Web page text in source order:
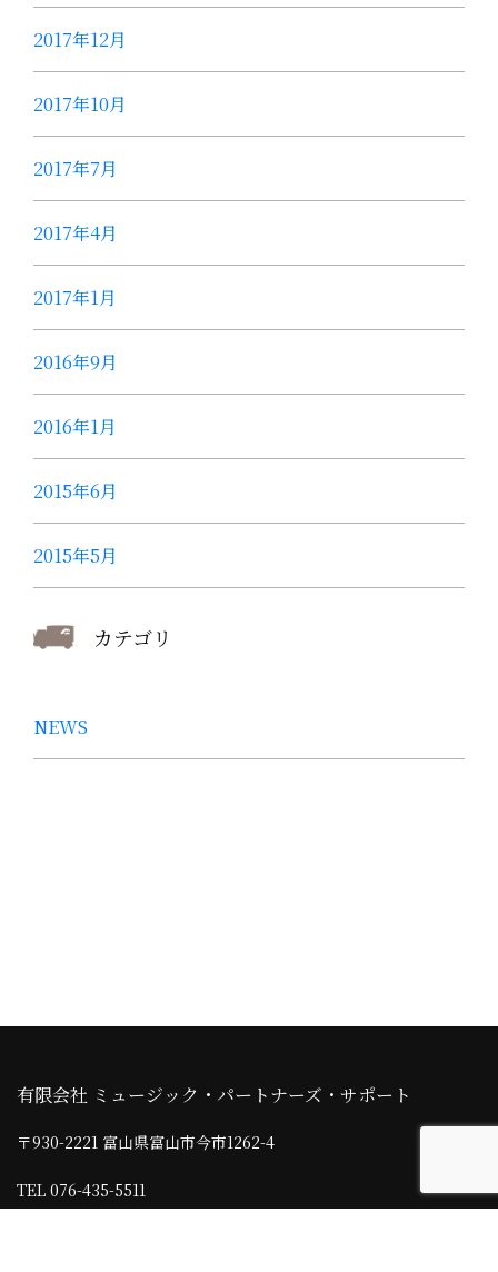
2017年12月
2017年10月
2017年7月
2017年4月
2017年1月
2016年9月
2016年1月
2015年6月
2015年5月
カテゴリ
NEWS
有限会社 ミュージック・パートナーズ・サポート
〒930-2221 富山県富山市今市1262-4
TEL 076-435-5511